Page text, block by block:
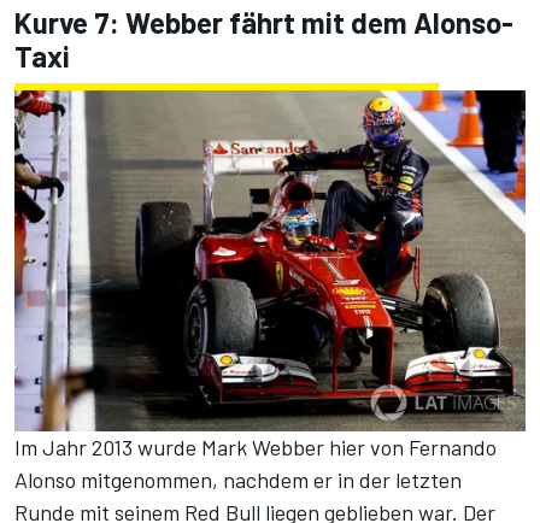
Kurve 7: Webber fährt mit dem Alonso-
Taxi
Im Jahr 2013 wurde Mark Webber hier von Fernando
Alonso mitgenommen, nachdem er in der letzten
Runde mit seinem Red Bull liegen geblieben war. Der